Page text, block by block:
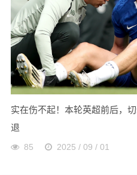
实在伤不起！本轮英超前后，
退
85 2025 / 09 / 01